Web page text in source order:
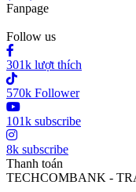
Fanpage
Follow us
301k lượt thích
570k Follower
101k subscribe
8k subscribe
Thanh toán
TECHCOMBANK -